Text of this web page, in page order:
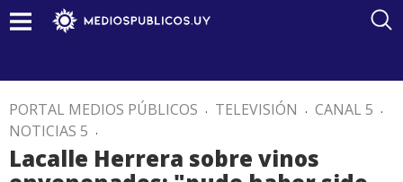
PORTAL MEDIOS PÚBLICOS . TELEVISIÓN . CANAL 5 .
NOTICIAS 5 .
Lacalle Herrera sobre vinos